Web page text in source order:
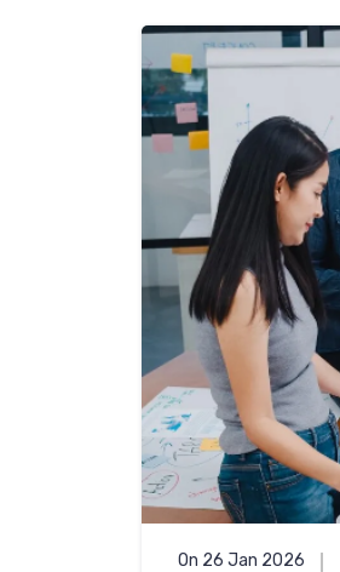
On 26 Jan 2026